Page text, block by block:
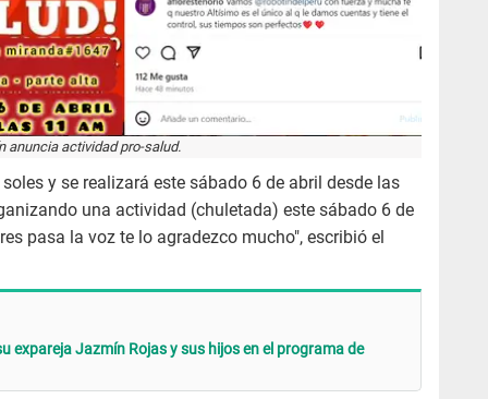
anuncia actividad pro-salud.
y se realizará este sábado 6 de abril desde las
una actividad (chuletada) este sábado 6 de
pasa la voz te lo agradezco mucho", escribió el
expareja Jazmín Rojas y sus hijos en el programa de